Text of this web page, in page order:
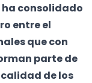
ha consolidado
entre el
que con
parte de
de los